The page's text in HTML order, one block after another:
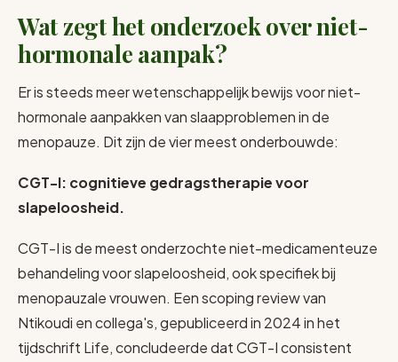
Wat zegt het onderzoek over niet-
hormonale aanpak?
Er is steeds meer wetenschappelijk bewijs voor niet-
hormonale aanpakken van slaapproblemen in de
menopauze. Dit zijn de vier meest onderbouwde:
CGT-I: cognitieve gedragstherapie voor
slapeloosheid.
CGT-I is de meest onderzochte niet-medicamenteuze
behandeling voor slapeloosheid, ook specifiek bij
menopauzale vrouwen. Een scoping review van
Ntikoudi en collega's, gepubliceerd in 2024 in het
tijdschrift Life, concludeerde dat CGT-I consistent